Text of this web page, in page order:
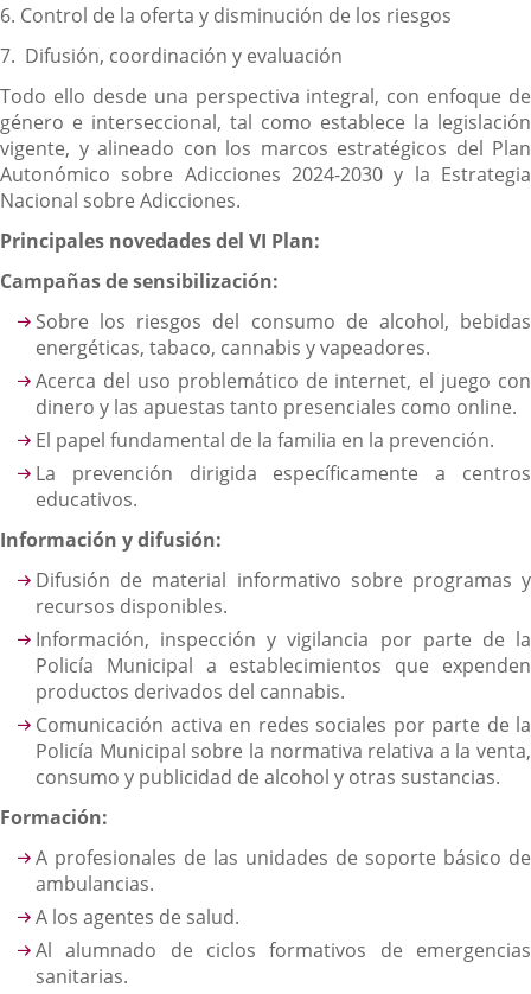
6. ⁠Control de la oferta y disminución de los riesgos
7. ⁠ Difusión, coordinación y evaluación
Todo ello desde una perspectiva integral, con enfoque de
género e interseccional, tal como establece la legislación
vigente, y alineado con los marcos estratégicos del Plan
Autonómico sobre Adicciones 2024-2030 y la Estrategia
Nacional sobre Adicciones.
Principales novedades del VI Plan:
Campañas de sensibilización:
Sobre los riesgos del consumo de alcohol, bebidas
energéticas, tabaco, cannabis y vapeadores.
Acerca del uso problemático de internet, el juego con
dinero y las apuestas tanto presenciales como online.
El papel fundamental de la familia en la prevención.
La prevención dirigida específicamente a centros
educativos.
Información y difusión:
Difusión de material informativo sobre programas y
recursos disponibles.
Información, inspección y vigilancia por parte de la
Policía Municipal a establecimientos que expenden
productos derivados del cannabis.
Comunicación activa en redes sociales por parte de la
Policía Municipal sobre la normativa relativa a la venta,
consumo y publicidad de alcohol y otras sustancias.
Formación:
A profesionales de las unidades de soporte básico de
ambulancias.
A los agentes de salud.
Al alumnado de ciclos formativos de emergencias
sanitarias.